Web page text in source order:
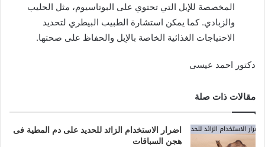
المخصصة للإبل التي تحتوي على البوتاسيوم، مثل الحليب
والزبادي. كما يمكن استشارة الطبيب البيطري لتحديد
الاحتياجات الغذائية الخاصة بالإبل والحفاظ على صحتها.
دكتور احمد عيسى
مقالات ذات صلة
اضرار الاستخدام الزائد للحديد على دم المطية فى
هجن السباقات